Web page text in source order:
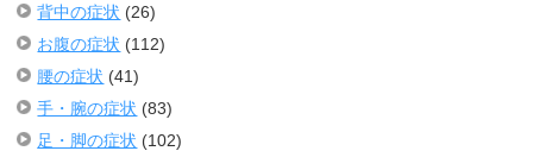
背中の症状 (26)
お腹の症状 (112)
腰の症状 (41)
手・腕の症状 (83)
足・脚の症状 (102)